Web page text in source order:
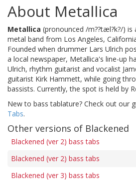
About Metallica
Metallica (pronounced /m??tæl?k?/) is
metal band from Los Angeles,
Founded when drummer Lars Ulrich
a local newspaper, Metallica's line-up
Ulrich, rhythm guitarist and vocalist
guitarist Kirk Hammett, while going
bassists. Currently, the spot is held by
New to bass tablature? Check out our
Tabs.
Other versions of Blackened
Blackened (ver 2) bass tabs
Blackened (ver 2) bass tabs
Blackened (ver 3) bass tabs